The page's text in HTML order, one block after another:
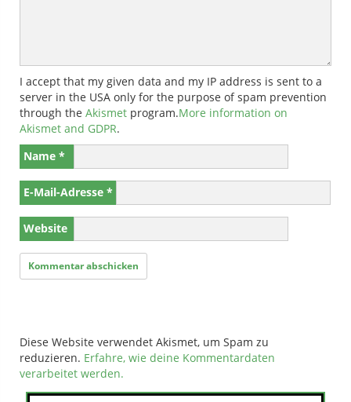
I accept that my given data and my IP address is sent to a
server in the USA only for the purpose of spam prevention
through the Akismet program.More information on
Akismet and GDPR.
Name *
E-Mail-Adresse *
Website
Diese Website verwendet Akismet, um Spam zu
reduzieren. Erfahre, wie deine Kommentardaten
verarbeitet werden.